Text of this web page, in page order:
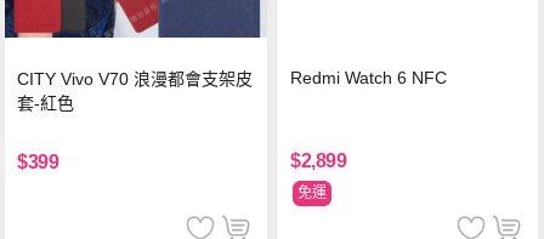
CITY Vivo V70 浪漫都會支架皮
套-紅色
$399
Redmi Watch 6 NFC
$2,899
免運